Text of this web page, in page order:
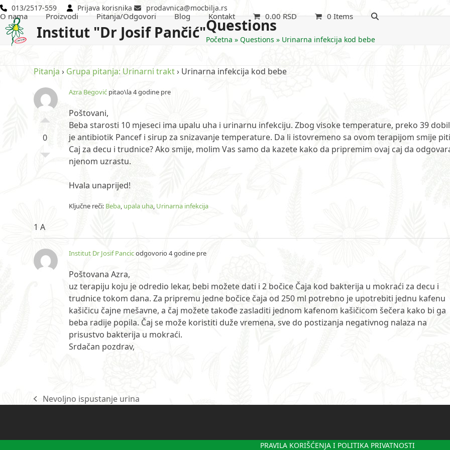
Skip
to
content
013/2517-559 Prijava korisnika prodavnica@mocbilja.rs
Institut "Dr Josif Pančić"
O nama Proizvodi Pitanja/Odgovori Blog Kontakt 0.00 RSD 0 Items
Questions
Početna » Questions » Urinarna infekcija kod bebe
Pitanja › Grupa pitanja: Urinarni trakt› Urinarna infekcija kod bebe
0
Azra Begović pitao\la 4 godine pre
Poštovani,
Beba starosti 10 mjeseci ima upalu uha i urinarnu infekciju. Zbog visoke temperature, preko 39
je antibiotik Pancef i sirup za snizavanje temperature. Da li istovremeno sa ovom terapijom smije piti
Caj za decu i trudnice? Ako smije, molim Vas samo da kazete kako da pripremim ovaj caj da
njenom uzrastu.
Hvala unaprijed!
Ključne reči: Beba, upala uha, Urinarna infekcija
1 A
Institut Dr Josif Pancicodgovorio 4 godine pre
Poštovana Azra,
uz terapiju koju je odredio lekar, bebi možete dati i 2 bočice Čaja kod bakterija u mokraći za decu i
trudnice tokom dana. Za pripremu jedne bočice čaja od 250 ml potrebno je upotrebiti jednu kafenu
kašičicu čajne mešavne, a čaj možete takođe zasladiti jednom kafenom kašičicom šečera kako bi ga
beba radije popila. Čaj se može koristiti duže vremena, sve do postizanja negativnog nalaza na
prisustvo bakterija u mokraći.
Srdačan pozdrav,
previous
Nevoljno ispustanje urina
PRAVILA KORIŠĆENJA I POLITIKA PRIVATNOSTI